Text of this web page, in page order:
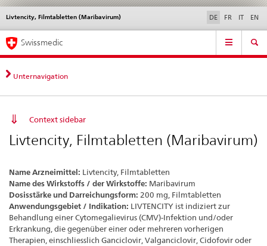
Direktnavigation
News,
Rechtsgrundlagen,
Kontakt
News & Updates Kontakt | Support & Hilfe
Livtencity, Filmtabletten (Maribavirum)
Sprachwahl DE FR IT EN
Service
Hauptnavigation
Swissmedic
Unternavigation
Context sidebar
Livtencity, Filmtabletten (Maribavirum)
Name Arzneimittel: Livtencity, Filmtabletten
Name des Wirkstoffs / der Wirkstoffe: Maribavirum
Dosisstärke und Darreichungsform: 200 mg, Filmtabletten
Anwendungsgebiet / Indikation: LIVTENCITY ist indiziert zur
Behandlung einer Cytomegalievirus (CMV)-Infektion und/oder
Erkrankung, die gegenüber einer oder mehreren vorherigen
Therapien, einschliesslich Ganciclovir, Valganciclovir, Cidofovir oder